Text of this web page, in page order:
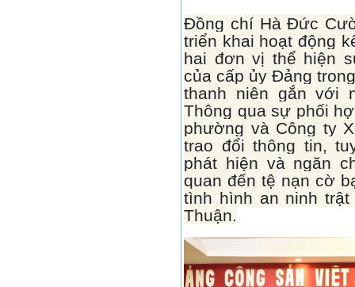
Đồng chí Hà Đức
triển khai hoạt động
hai đơn vị thể hiện
của cấp ủy Đảng
thanh niên gắn với
Thông qua sự phối
phường và Công ty
trao đổi thông tin,
phát hiện và ngăn
quan đến tệ nạn cờ
tình hình an ninh
Thuận.